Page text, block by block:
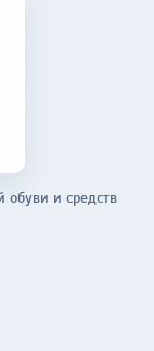
обуви и средств